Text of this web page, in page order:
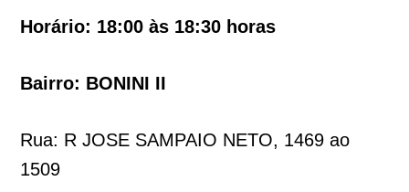
Horário: 18:00 às 18:30 horas
Bairro: BONINI II
Rua: R JOSE SAMPAIO NETO, 1469 ao
1509